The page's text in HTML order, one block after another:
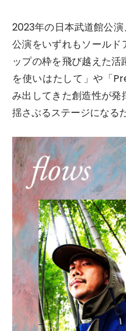
2023年の日本武道館公
公演をいずれもソール
ップの枠を飛び越えた活
を使いはたして」や「
み出してきた創造性が
揺さぶるステージになる